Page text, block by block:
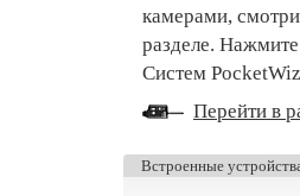
камерами,
разделе.
Систем
Перейти в
Встроенные